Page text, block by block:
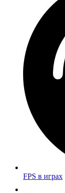
FPS в играх